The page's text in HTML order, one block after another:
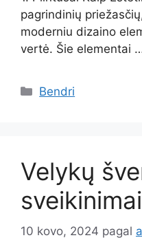
pagrindinių
moderniu dizaino
vertė. Šie elementai
Kategorijos
Bendri
Velykų
sveikinimai
10 kovo, 2024 pagal